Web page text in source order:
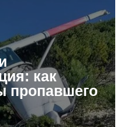
как
пропавшего